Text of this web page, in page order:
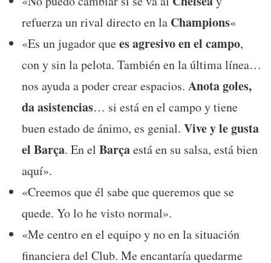
refuerza un rival directo en la Champions«
«Es un jugador quees agresivo en el campo,
con y sin la pelota. También en la última línea…
nos ayuda a poder crear espacios. Anota goles,
da asistencias… si está en el campo y tiene
buen estado de ánimo, es genial. Vive y le gusta
el Barça. En el Barçaestá en su salsa, está bien
aquí».
«Creemos que él sabe que queremos que se
quede. Yo lo he visto normal».
«Me centro en el equipo y no en la situación
financiera del Club. Me encantaría quedarme